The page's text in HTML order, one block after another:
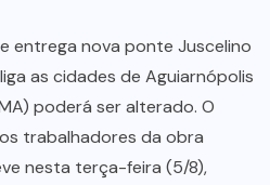
entrega nova ponte Juscelino
as cidades de Aguiarnópolis
poderá ser alterado. O
trabalhadores da obra
nesta terça-feira (5/8),